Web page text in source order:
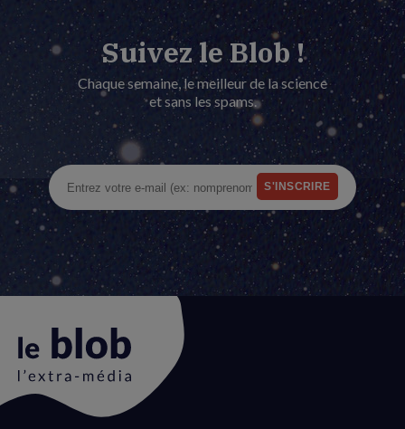
Suivez le Blob !
Chaque semaine, le meilleur de la science
et sans les spams.